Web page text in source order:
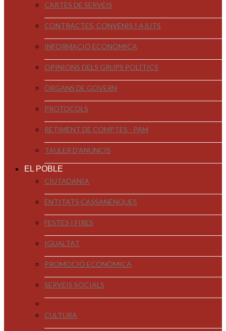
CARTES DE SERVEIS
CONTRACTES, CONVENIS I AJUTS
INFORMACIÓ ECONÒMICA
OPINIONS DELS GRUPS POLÍTICS
ÒRGANS DE GOVERN
PROTOCOLS
RETIMENT DE COMPTES - PAM
TAULER D'ANUNCIS
EL POBLE
CIUTADANIA
ENTITATS CASSANENQUES
FESTES I FIRES
IGUALTAT
PROMOCIÓ ECONÒMICA
SERVEIS SOCIALS
CULTURA